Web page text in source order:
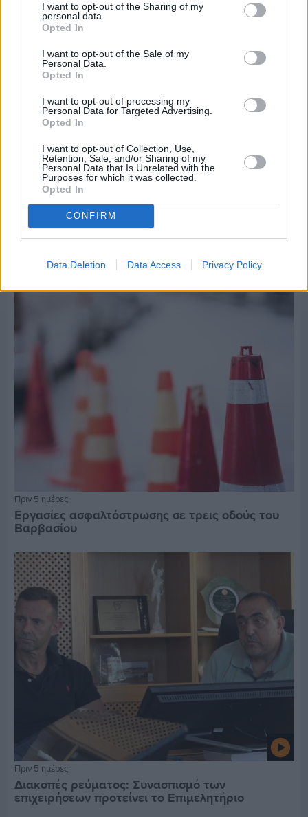
I want to opt-out of the Sharing of my
personal data.
Opted In
I want to opt-out of the Sale of my
Personal Data.
Opted In
I want to opt-out of processing my
Personal Data for Targeted Advertising.
Opted In
I want to opt-out of Collection, Use,
Retention, Sale, and/or Sharing of my
Personal Data that Is Unrelated with the
Purposes for which it was collected.
Opted In
CONFIRM
Data Deletion Data Access Privacy Policy
Πριν 5 ημέρες
Ελλάδας–Κύπρου Κ18 ο Δημήτρης Τέλλιος
Πριν 5 ημέρες
Εργασίες ασφαλτόστρωσης σε τρεις οδούς του
Βαρβασίου
Πριν 5 ημέρες
Διακοπές ρεύματος: Συνασπισμό των
επιχειρήσεων προτείνει το Επιμελητήριο